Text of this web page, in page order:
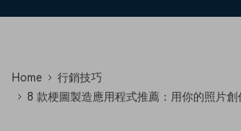
Home
行銷技巧
8 款梗圖製造應用程式推薦：用你的照片創